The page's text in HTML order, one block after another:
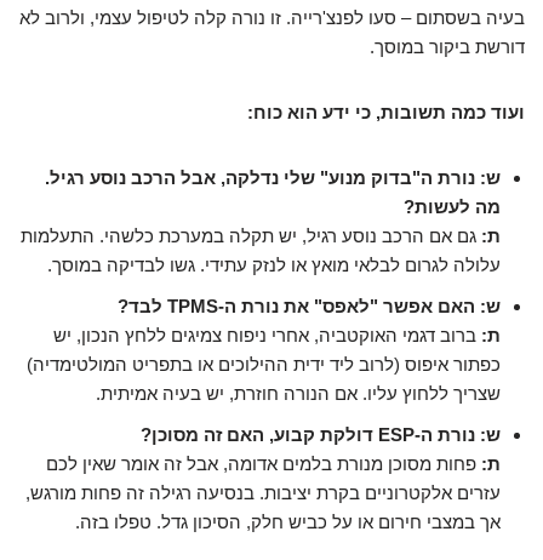
בעיה בשסתום – סעו לפנצ'רייה. זו נורה קלה לטיפול עצמי, ולרוב לא
דורשת ביקור במוסך.
ועוד כמה תשובות, כי ידע הוא כוח:
ש: נורת ה"בדוק מנוע" שלי נדלקה, אבל הרכב נוסע רגיל.
מה לעשות?
ת: גם אם הרכב נוסע רגיל, יש תקלה במערכת כלשהי. התעלמות
עלולה לגרום לבלאי מואץ או לנזק עתידי. גשו לבדיקה במוסך.
ש: האם אפשר "לאפס" את נורת ה-TPMS לבד?
ת: ברוב דגמי האוקטביה, אחרי ניפוח צמיגים ללחץ הנכון, יש
כפתור איפוס (לרוב ליד ידית ההילוכים או בתפריט המולטימדיה)
שצריך ללחוץ עליו. אם הנורה חוזרת, יש בעיה אמיתית.
ש: נורת ה-ESP דולקת קבוע, האם זה מסוכן?
ת: פחות מסוכן מנורת בלמים אדומה, אבל זה אומר שאין לכם
עזרים אלקטרוניים בקרת יציבות. בנסיעה רגילה זה פחות מורגש,
אך במצבי חירום או על כביש חלק, הסיכון גדל. טפלו בזה.